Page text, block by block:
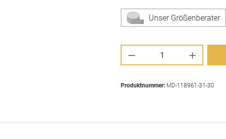
Unser Größenberater
Produkt Anzahl:
Produktnummer: MD-118961-31-30